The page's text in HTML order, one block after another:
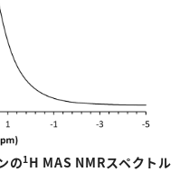
の1H MAS NMRスペクトル